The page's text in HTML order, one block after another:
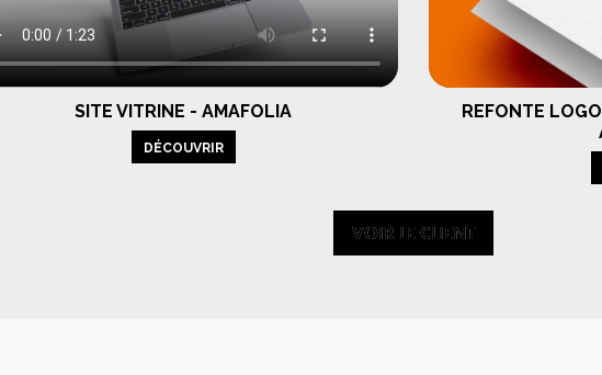
SITE VITRINE - AMAFOLIA
DÉCOUVRIR
REFONTE
VOIR LE CLIENT
VOIR LE CLIENT